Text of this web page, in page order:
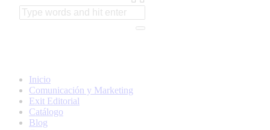
Inicio
Comunicación y Marketing
Exit Editorial
Catálogo
Blog